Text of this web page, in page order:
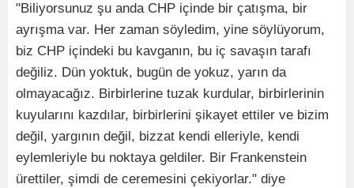
"Biliyorsunuz şu anda CHP içinde bir çatışma, bir
ayrışma var. Her zaman söyledim, yine söylüyorum,
biz CHP içindeki bu kavganın, bu iç savaşın tarafı
değiliz. Dün yoktuk, bugün de yokuz, yarın da
olmayacağız. Birbirlerine tuzak kurdular, birbirlerinin
kuyularını kazdılar, birbirlerini şikayet ettiler ve bizim
değil, yargının değil, bizzat kendi elleriyle, kendi
eylemleriyle bu noktaya geldiler. Bir Frankenstein
ürettiler, şimdi de ceremesini çekiyorlar." diye